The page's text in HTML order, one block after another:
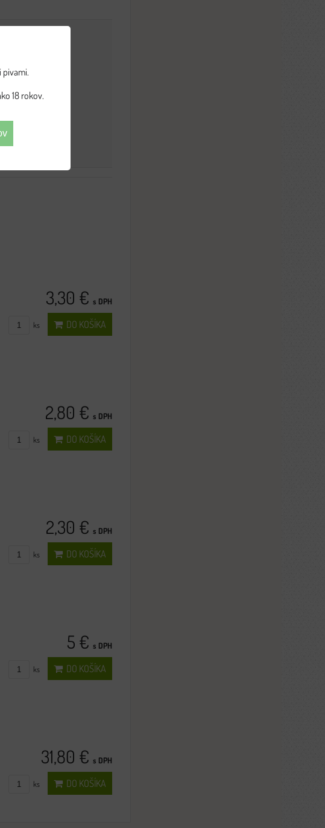
zdroje
3,30 € s DPH
ks DO KOŠÍKA
2,80 € s DPH
ks DO KOŠÍKA
2,30 € s DPH
ks DO KOŠÍKA
5 € s DPH
ks DO KOŠÍKA
31,80 € s DPH
ks DO KOŠÍKA
pivami.
18 rokov.